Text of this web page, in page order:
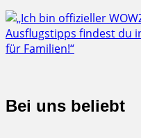
Bei uns beliebt